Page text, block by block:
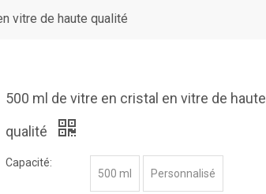
vitre de haute qualité
500 ml de vitre en cristal en vitre de haute
qualité
Capacité:
500 ml
Personnalisé